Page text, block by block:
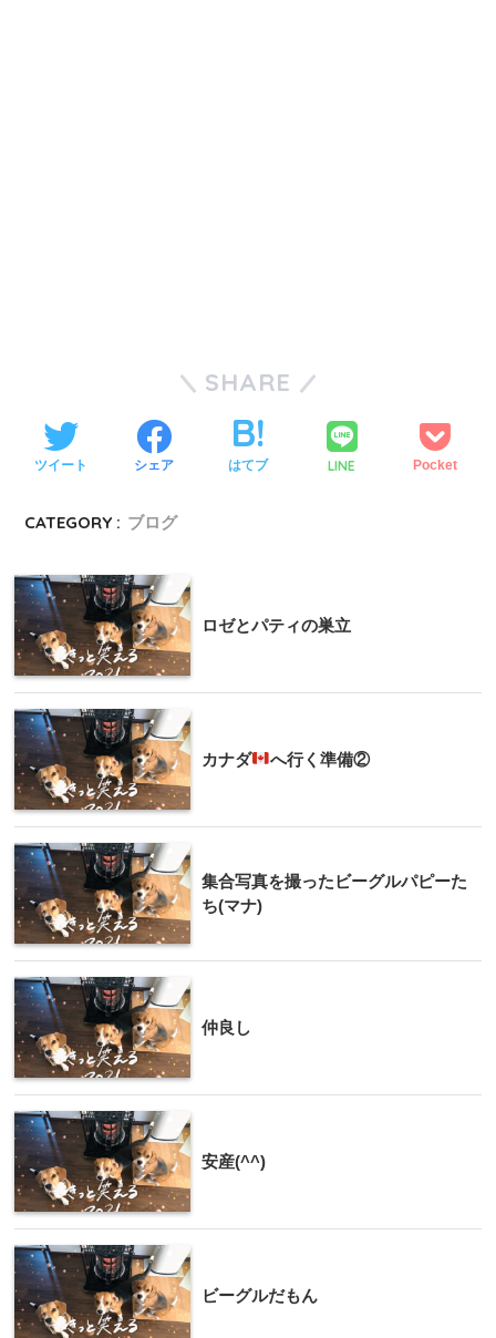
SHARE
ツイート シェア はてブ LINE Pocket
CATEGORY : ブログ
ロゼとパティの巣立
カナダ へ行く準備②
集合写真を撮ったビーグルパピーた
ち(マナ)
仲良し
安産(^^)
ビーグルだもん